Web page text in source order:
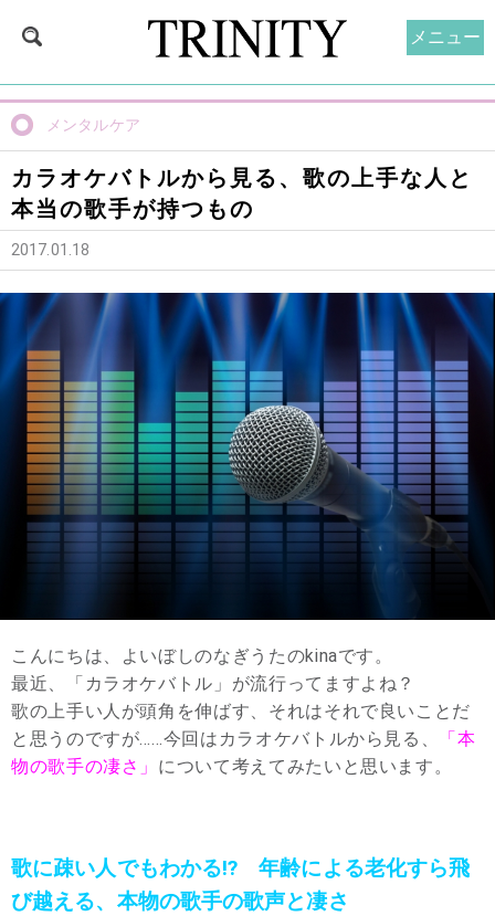
メンタルケア
カラオケバトルから見る、歌の上手な人と
本当の歌手が持つもの
2017.01.18
こんにちは、よいぼしのなぎうたのkinaです。
最近、「カラオケバトル」が流行ってますよね？
歌の上手い人が頭角を伸ばす、それはそれで良いことだ
と思うのですが……今回はカラオケバトルから見る、
「本
物の歌手の凄さ」 について考えてみたいと思います。
歌に疎い人でもわかる⁉︎ 年齢による老化すら飛
び越える、本物の歌手の歌声と凄さ
メニュー